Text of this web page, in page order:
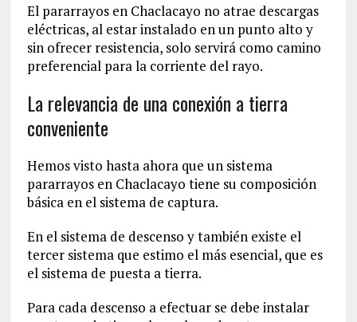
El pararrayos en Chaclacayo no atrae descargas
eléctricas, al estar instalado en un punto alto y
sin ofrecer resistencia, solo servirá como camino
preferencial para la corriente del rayo.
La relevancia de una conexión a tierra
conveniente
Hemos visto hasta ahora que un sistema
pararrayos en Chaclacayo tiene su composición
básica en el sistema de captura.
En el sistema de descenso y también existe el
tercer sistema que estimo el más esencial, que es
el sistema de puesta a tierra.
Para cada descenso a efectuar se debe instalar